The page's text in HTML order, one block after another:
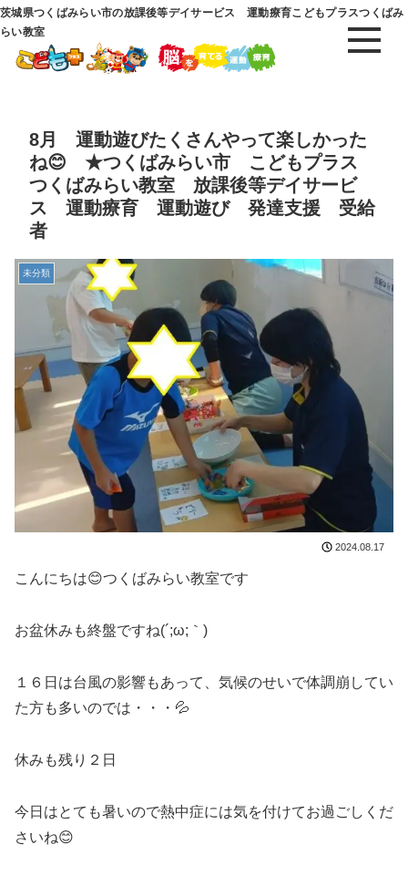
茨城県つくばみらい市の放課後等デイサービス 運動療育こどもプラスつくばみ
らい教室
8月 運動遊びたくさんやって楽しかった
ね😊 ★つくばみらい市 こどもプラス
つくばみらい教室 放課後等デイサービ
ス 運動療育 運動遊び 発達支援 受給
者
未分類
2024.08.17
こんにちは😊つくばみらい教室です
お盆休みも終盤ですね(´;ω;｀)
１６日は台風の影響もあって、気候のせいで体調崩してい
た方も多いのでは・・・💦
休みも残り２日
今日はとても暑いので熱中症には気を付けてお過ごしくだ
さいね😊